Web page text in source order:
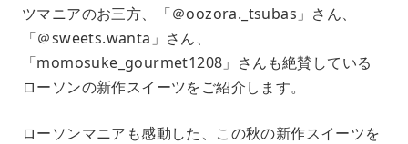
ツマニアのお三方、「＠oozora._tsubas」さん、
「＠sweets.wanta」さん、
「momosuke_gourmet1208」さんも絶賛している
ローソンの新作スイーツをご紹介します。
ローソンマニアも感動した、この秋の新作スイーツを